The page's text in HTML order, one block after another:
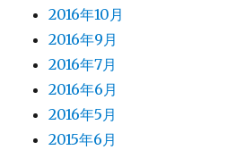
2016年10月
2016年9月
2016年7月
2016年6月
2016年5月
2015年6月